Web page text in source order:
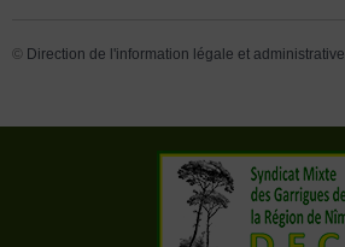
© Direction de l'information légale et administrative